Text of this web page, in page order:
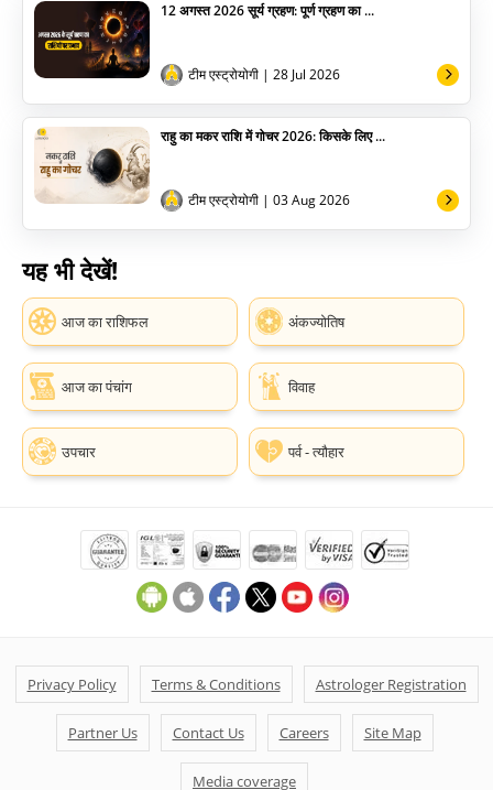
12 अगस्त 2026 सूर्य ग्रहण: पूर्ण ग्रहण का ...
टीम एस्ट्रोयोगी | 28 Jul 2026
राहु का मकर राशि में गोचर 2026: किसके लिए ...
टीम एस्ट्रोयोगी | 03 Aug 2026
यह भी देखें!
आज का राशिफल अंकज्योतिष
आज का पंचांग विवाह
उपचार पर्व - त्यौहार
Privacy Policy Terms & Conditions Astrologer Registration
Partner Us Contact Us Careers Site Map
Media coverage